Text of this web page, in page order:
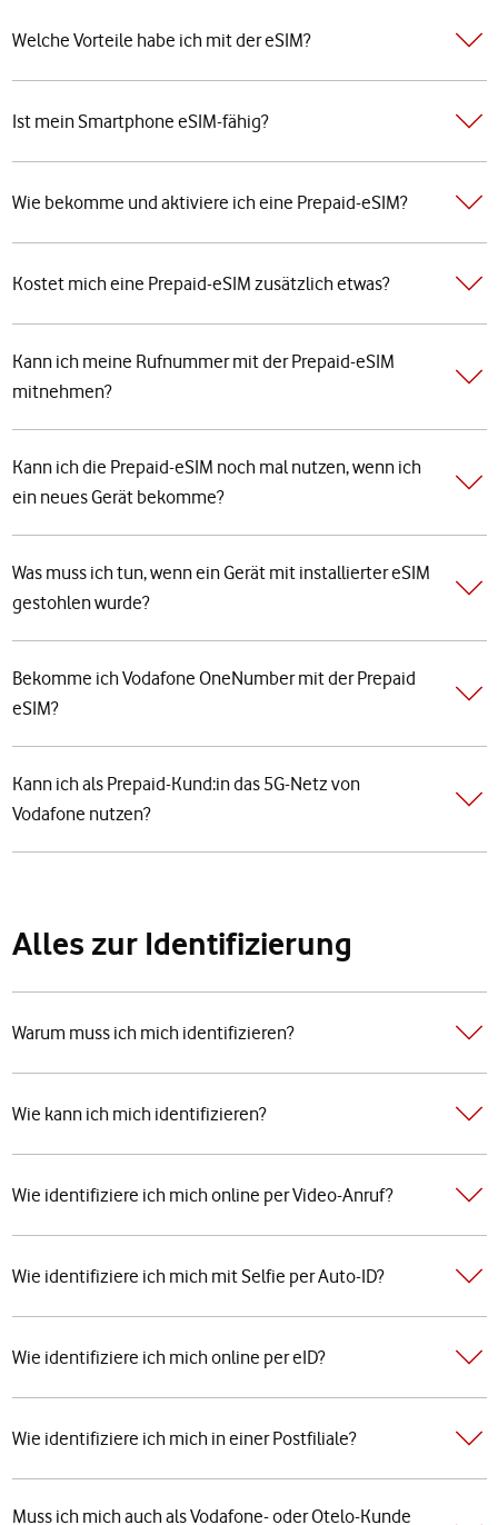
Welche Vorteile habe ich mit der eSIM?
Ist mein Smartphone eSIM-fähig?
Wie bekomme und aktiviere ich eine Prepaid-eSIM?
Kostet mich eine Prepaid-eSIM zusätzlich etwas?
Kann ich meine Rufnummer mit der Prepaid-eSIM
mitnehmen?
Kann ich die Prepaid-eSIM noch mal nutzen, wenn ich
ein neues Gerät bekomme?
Was muss ich tun, wenn ein Gerät mit installierter eSIM
gestohlen wurde?
Bekomme ich Vodafone OneNumber mit der Prepaid
eSIM?
Kann ich als Prepaid-Kund:in das 5G-Netz von
Vodafone nutzen?
Alles zur Identifizierung
Warum muss ich mich identifizieren?
Wie kann ich mich identifizieren?
Wie identifiziere ich mich online per Video-Anruf?
Wie identifiziere ich mich mit Selfie per Auto-ID?
Wie identifiziere ich mich online per eID?
Wie identifiziere ich mich in einer Postfiliale?
Muss ich mich auch als Vodafone- oder Otelo-Kunde